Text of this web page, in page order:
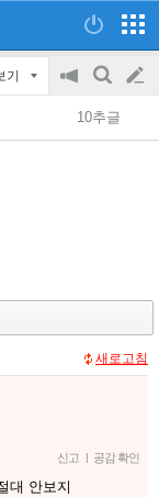
기
공
지
on/off
검
색
글
쓰
10추글
새로고침
신고 | 공감 확인
대 안보지